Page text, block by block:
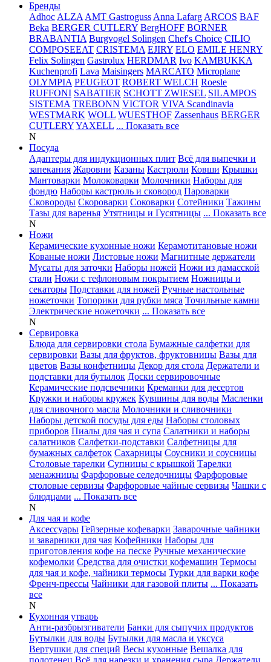
Бренды
Adhoc ALZA AMT Gastroguss Anna Lafarg ARCOS BAF
Beka BERGER CUTLERY BergHOFF BORNER
BRABANTIA Burgvogel Solingen Chef's Choice CILIO
COMPOSEEAT CRISTEMA EJIRY ELO EMILE HENRY
Felix Solingen Gastrolux HERDMAR Ivo KAMBUKKA
Kuchenprofi Lava Maisingers MARCATO Microplane
OLYMPIA PEUGEOT ROBERT WELCH Roesle
RUFFONI SABATIER SCHOTT ZWIESEL SILAMPOS
SISTEMA TREBONN VICTOR VIVA Scandinavia
WESTMARK WOLL WUESTHOF Zassenhaus BERGER
CUTLERYYAXELL ... Показать все
N
Посуда
Адаптеры для индукционных плит Всё для выпечки и
запекания Жаровни Казаны Кастрюли Ковши Крышки
Мантоварки Молоковарки Молочники Наборы для
фондю Наборы кастрюль и сковород Пароварки
Сковороды Скороварки Соковарки Сотейники Тажины
Тазы для варенья Утятницы и Гусятницы ... Показать все
N
Ножи
Керамические кухонные ножи Керамотитановые ножи
Кованые ножи Листовые ножи Магнитные держатели
Мусаты для заточки Наборы ножей Ножи из дамасской
стали Ножи с тефлоновым покрытием Ножницы и
секаторы Подставки для ножей Ручные настольные
ножеточки Топорики для рубки мяса Точильные камни
Электрические ножеточки ... Показать все
N
Сервировка
Блюда для сервировки стола Бумажные салфетки для
сервировки Вазы для фруктов, фруктовницы Вазы для
цветов Вазы конфетницы Декор для стола Держатели и
подставки для бутылок Доски сервировочные
Керамические подсвечники Креманки для десертов
Кружки и наборы кружек Кувшины для воды Масленки
для сливочного масла Молочники и сливочники
Наборы детской посуды для еды Наборы столовых
приборов Пиалы для чая и супа Салатники и наборы
салатников Салфетки-подставки Салфетницы для
бумажных салфеток Сахарницы Соусники и соусницы
Столовые тарелки Супницы с крышкой Тарелки
менажницы Фарфоровые селедочницы Фарфоровые
столовые сервизы Фарфоровые чайные сервизы Чашки с
блюдцами ... Показать все
N
Для чая и кофе
Аксессуары Гейзерные кофеварки Заварочные чайники
и заварники для чая Кофейники Наборы для
приготовления кофе на песке Ручные механические
кофемолки Средства для очистки кофемашин Термосы
для чая и кофе, чайники термосы Турки для варки кофе
Френч-прессы Чайники для газовой плиты ... Показать
все
N
Кухонная утварь
Анти-разбрызгиватели Банки для сыпучих продуктов
Бутылки для воды Бутылки для масла и уксуса
Вертушки для специй Весы кухонные Вешалка для
полотенец Всё для нарезки и хранения сыра Держатели